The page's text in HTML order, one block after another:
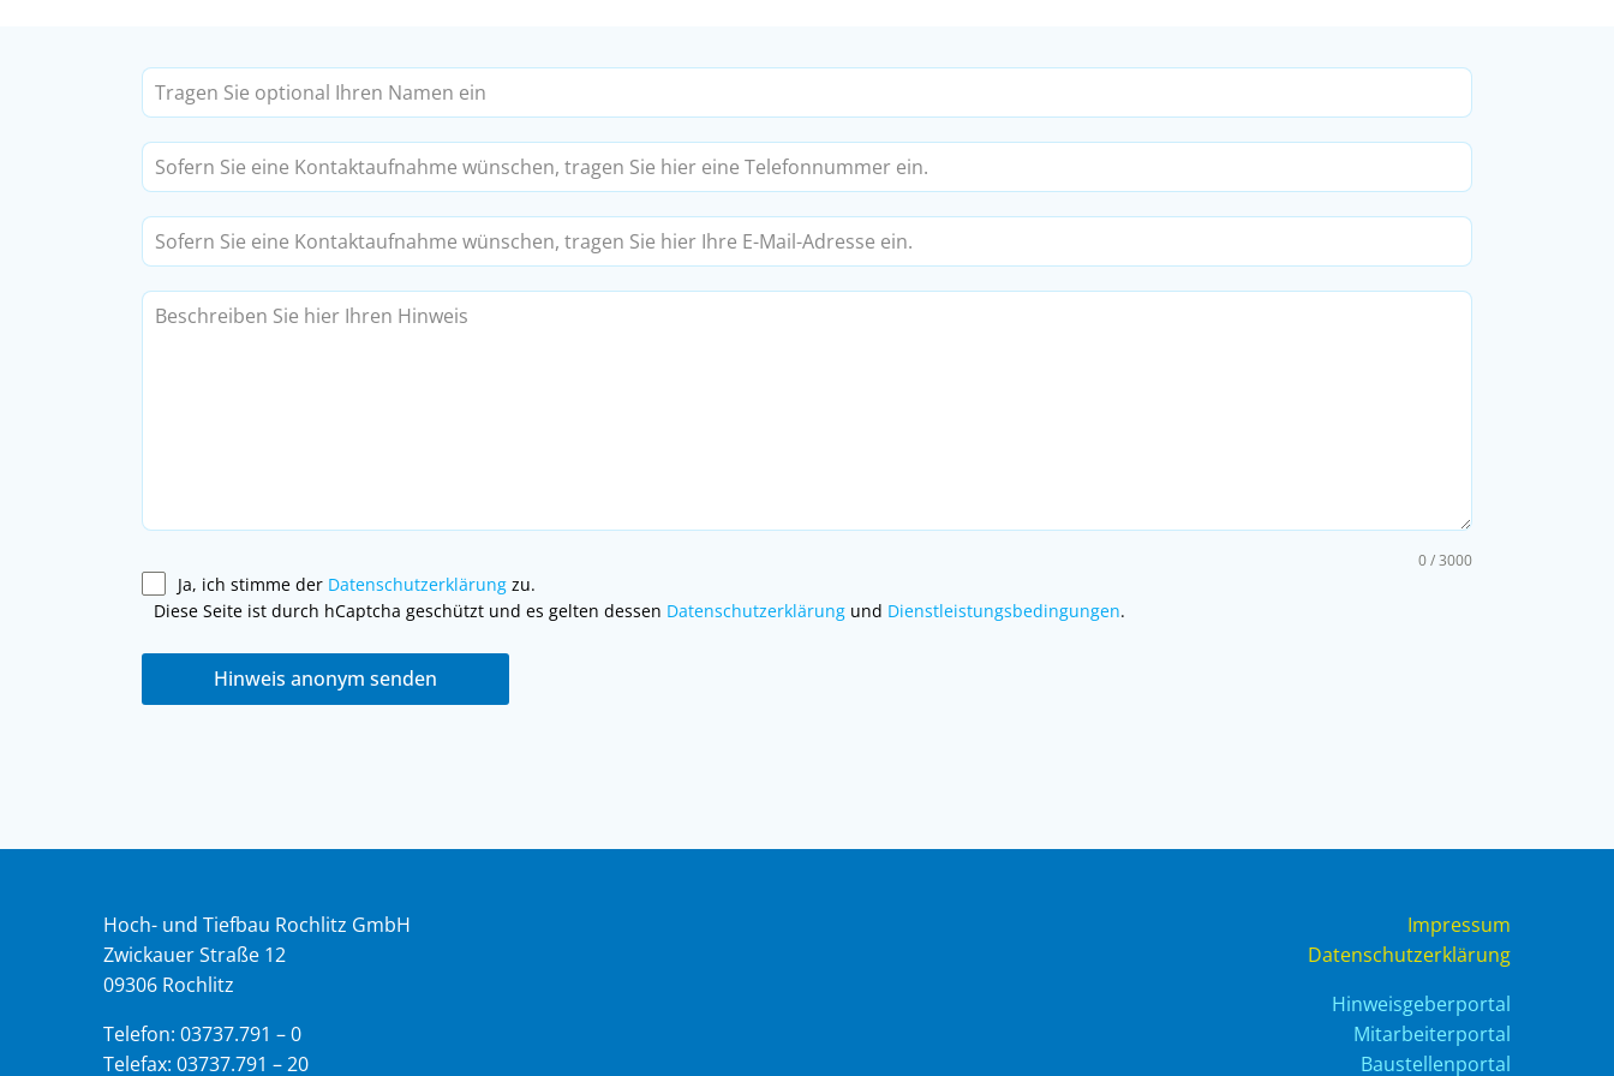
0 / 3000
Ja, ich stimme der Datenschutzerklärung zu.
Diese Seite ist durch hCaptcha geschützt und es gelten dessen Datenschutzerklärung und Dienstleistungsbedingungen.
Hinweis anonym senden
Hoch- und Tiefbau Rochlitz GmbH
Zwickauer Straße 12
09306 Rochlitz
Telefon: 03737.791 – 0
Telefax: 03737.791 – 20
Impressum
Datenschutzerklärung
Hinweisgeberportal
Mitarbeiterportal
Baustellenportal